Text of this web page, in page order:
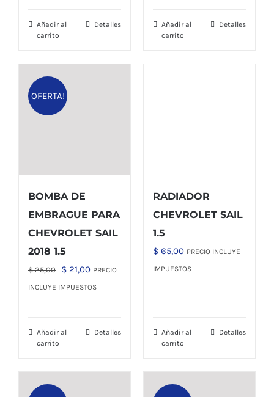
$ 63,00. $ 52,00.
Añadir al
carrito
Detalles
Añadir al
carrito
Detalles
OFERTA!
BOMBA DE
EMBRAGUE PARA
CHEVROLET SAIL
2018 1.5
$25,00
El
precio
$ 25,00.
$ 21,00El
precio
$ 21,00.
PRECIO
INCLUYE IMPUESTOS
Añadir al
carrito
Detalles
RADIADOR
CHEVROLET SAIL
1.5
$ 65,00 PRECIO INCLUYE
IMPUESTOS
Añadir al
carrito
Detalles